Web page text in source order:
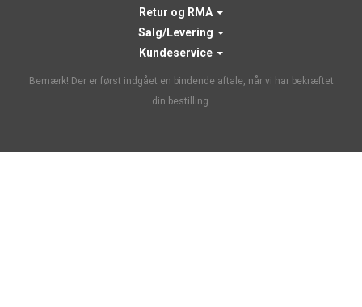
Retur og RMA
Salg/Levering
Kundeservice
Bemærk! Der er først indgået en bindende aftale, når vi har bekræftet
din bestilling.